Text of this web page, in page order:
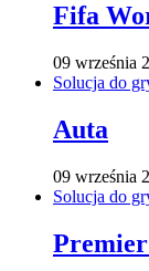
Fifa
09 września
Solucja do
Auta
09 września
Solucja do